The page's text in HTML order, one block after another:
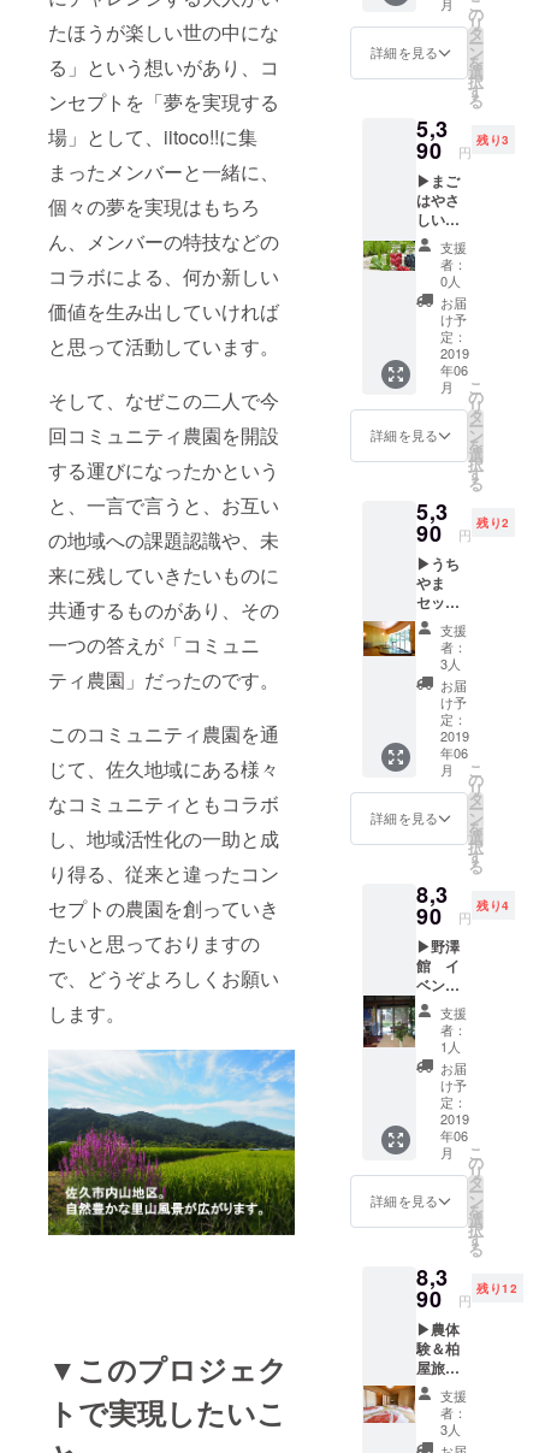
たほうが楽しい世の中にな
る」という想いがあり、コ
ンセプトを「夢を実現する
場」として、iitoco!!に集
まったメンバーと一緒に、
個々の夢を実現はもちろ
ん、メンバーの特技などの
コラボによる、何か新しい
価値を生み出していければ
と思って活動しています。
そして、なぜこの二人で今
回コミュニティ農園を開設
する運びになったかという
と、一言で言うと、お互い
の地域への課題認識や、未
来に残していきたいものに
共通するものがあり、その
一つの答えが「コミュニ
ティ農園」だったのです。
このコミュニティ農園を通
じて、佐久地域にある様々
なコミュニティともコラボ
し、地域活性化の一助と成
り得る、従来と違ったコン
セプトの農園を創っていき
たいと思っておりますの
で、どうぞよろしくお願い
します。
▼このプロジェク
トで実現したいこ
8月ころ
定）
革は１
つ１つ
形も色
oneなア
クセサ
リーで
す。 ※
花の色
は黒、
ガラス
は白の
ベース
で模様
は選べ
ませ
ん。で
きてか
らのお
楽しみ
です。
アスを
選択で
す。 ●
革花に
ついて
小海町
の鹿革
で可愛
いお花
をつ
くって
いま
す。 鹿
革はそ
から高
級革と
柔らか
さと、
しっと
りとし
た手触
りが特
徴で
す。 ●
ガラス
につい
「フュ
ージン
グ」と
いう技
お好み
のガラ
かした
ガラス
玉で
す。 ま
た、コ
ミュニ
ティ農
園の活
動が始
賀の
Maru
Cafe。
地産地
消に力
れ、地
域の生
産者か
ら野菜
や穀
物、果
実を直
接仕入
れ、素
材の味
が生き
るよう
シンプ
ルに、
そして
お客様
の健康
してい
ます。
今回
は、つ
ながり
自然農
園の米
粉も材
料とし
て使っ
ていた
だき、
クッ
キーと
ボーロ
セット
をつ
た。 ま
た、コ
ティ農
園の活
動が始
まった
ころの
農園の
様子と
とも
に、ク
ラウド
ファン
ディン
お礼
メール
お送り
しま
す。
（2019
年7月～
8月ころ
の予
定）
詳細を見る
の
リ
タ
ー
ン
を
選
択
す
る
5,3
90 円
残り3
▶まご
はやさ
しいな
本舗
ファス
ティン
グ講
座 +お
礼メー
ル◀ ま
ごはや
さしい
な本舗
さんに
よる、
ファス
グ講
座。 普
段の食
事が体
に与え
る影響
やなぜ
ファス
ティン
グが必
要なの
か、食
事での
デトッ
クス方
法、酵
素ドリ
グの仕
方など
が学べ
ます。
「腸内
環境改
善」
「美
容」
「健
康」に
興味あ
る方は
ぜひ。
※現在
のとこ
ろ6月3
た、コ
ミュニ
園の活
動が始
まった
ころの
農園の
様子と
支援
者：
0人
お届
け予
定：
2019
年06
月
詳細を見る
こ
の
リ
タ
ー
ン
を
選
択
す
る
5,3
90 円
残り2
▶うち
やま
セッ
ト +お
礼メー
ル◀ コ
ミュニ
ティ農
園開設
地であ
る、佐
久市内
山地
区。 自
然豊か
で、
特産品
があり
ます。
今回
は、 ・
初谷温
泉日帰
り入浴
券2枚
・コス
モス蕎
麦 の
セット
でお送
りしま
す。 ま
た、コ
動が始
まった
ころの
農園の
様子と
とも
に、ク
ラウド
ファン
支援
者：
3人
お届
け予
定：
2019
年06
月
詳細を見る
こ
の
リ
タ
ー
ン
を
選
択
す
る
8,3
90 円
残り4
▶野澤
館 イ
ベント
利用3時
間券
+お礼
メール
市野
沢、大
正14年
創業の
野澤
館。 旅
館では
ありま
イベン
ト会場
として
も利用
がで
き、
様々な
催しが
開催さ
れてい
支援
者：
1人
お届
け予
定：
2019
年06
月
詳細を見る
こ
の
リ
タ
ー
ン
を
選
択
す
る
8,3
90 円
残り12
▶農体
験＆柏
屋旅館
ドミト
リー宿
泊券1
名 +お
支援
者：
3人